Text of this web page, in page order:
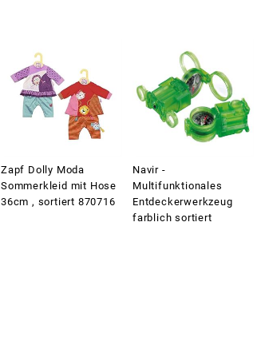
Zapf Dolly Moda
Sommerkleid mit Hose
36cm , sortiert 870716
Navir -
Multifunktionales
Entdeckerwerkzeug
farblich sortiert